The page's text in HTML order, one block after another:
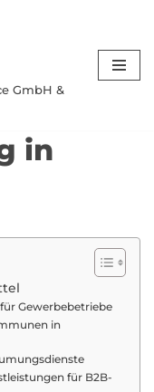
GmbH &
in
Gewerbebetriebe
in
für B2B-